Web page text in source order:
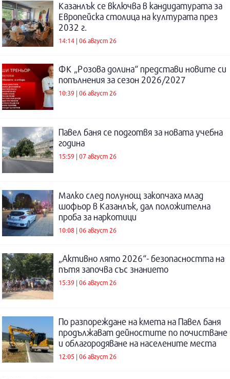
Казанлък се включва в кандидатурата за
Европейска столица на културата през
2032 г.
14:14 | 06 август 26
ФК „Розова долина“ представи новите си
попълнения за сезон 2026/2027
10:39 | 06 август 26
Павел баня се подготвя за новата учебна
година
15:59 | 07 август 26
Малко след полунощ закопчаха млад
шофьор в Казанлък, дал положителна
проба за наркотици
10:08 | 06 август 26
„Активно лято 2026“- безопасността на
пътя започва със знанието
15:39 | 06 август 26
По разпореждане на кмета на Павел баня
продължават дейностите по почистване
и облагородяване на населените места
12:05 | 06 август 26